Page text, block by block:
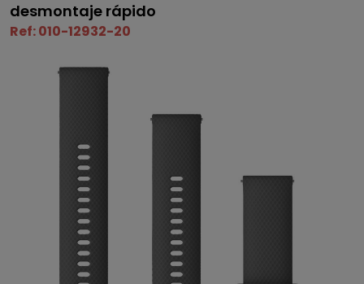
desmontaje rápido
Ref:010-12932-20